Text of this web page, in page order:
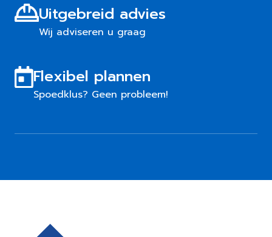
Uitgebreid advies
Wij adviseren u graag
Flexibel plannen
Spoedklus? Geen probleem!